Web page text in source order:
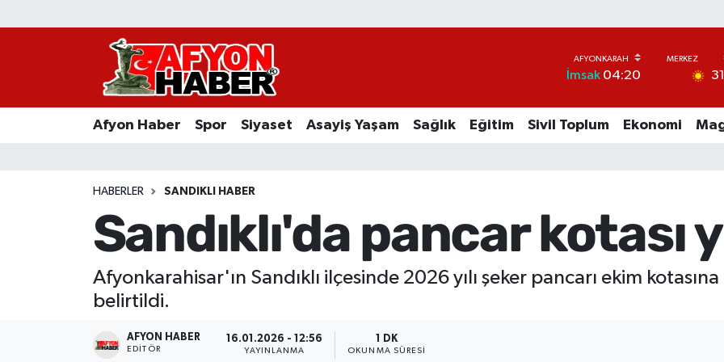
İmsak04:20 31
Afyon Haber Spor Siyaset Asayiş Yaşam Sağlık Eğitim Sivil Toplum Ekonomi
HABERLER SANDIKLI HABER
Sandıklı'da pancar kotası
Afyonkarahisar'ın Sandıklı ilçesinde 2026 yılı şeker pancarı ekim
belirtildi.
AFYON HABER
EDITÖR
16.01.2026 - 12:56
YAYINLANMA
1 DK
OKUNMA SÜRESI
Afyon Haber
Asayiş Yaşam
Sivil Toplum
Ekonomi